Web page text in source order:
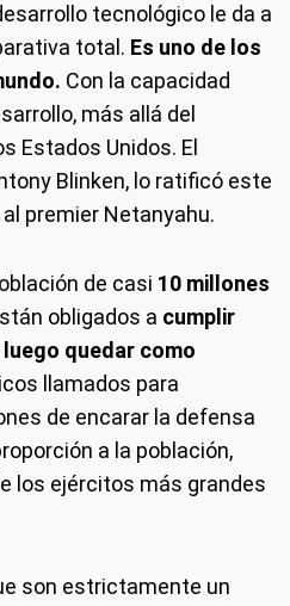
tecnológico le da a
total. Es uno de los
Con la capacidad
más allá del
Estados Unidos. El
Blinken, lo ratificó este
premier Netanyahu.
de casi 10 millones
obligados a cumplir
quedar como
llamados para
de encarar la defensa
a la población,
los ejércitos más grandes
son estrictamente un